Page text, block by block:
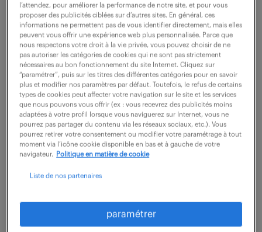
15 juillet 2026
Montpellier (34) CDI 28 600 € / an
Votre mission consistera à assurer la gestion
administrative et le suivi des interventions des
artisans. Vous serez en charge de la saisie des
factures, de la modification des états des lieux ainsi...
voir l'offre
contrôler de gestion confirmé
(f/h)
l’attendez, pour améliorer la performance de notre site, et pour vous
proposer des publicités ciblées sur d’autres sites. En général, ces
informations ne permettent pas de vous identifier directement, mais elles
peuvent vous offrir une expérience web plus personnalisée. Parce que
nous respectons votre droit à la vie privée, vous pouvez choisir de ne
pas autoriser les catégories de cookies qui ne sont pas strictement
nécessaires au bon fonctionnement du site Internet. Cliquez sur
“paramétrer”, puis sur les titres des différentes catégories pour en savoir
plus et modifier nos paramètres par défaut. Toutefois, le refus de certains
types de cookies peut affecter votre navigation sur le site et les services
que nous pouvons vous offrir (ex : vous recevrez des publicités moins
adaptées à votre profil lorsque vous naviguerez sur Internet, vous ne
pourrez pas partager du contenu via les réseaux sociaux, etc.). Vous
pourrez retirer votre consentement ou modifier votre paramétrage à tout
moment via l’icône cookie disponible en bas et à gauche de votre
navigateur.
Politique en matière de cookie
Liste de nos partenaires
paramétrer